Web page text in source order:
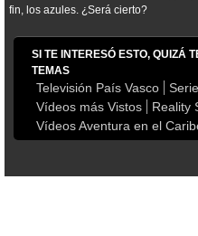
fin, los azules. ¿Será cierto?
SI TE INTERESÓ ESTO, QUIZÁ
TEMAS
Televisión País Vasco
Vídeos más Vistos
Reality
Vídeos Aventura en el